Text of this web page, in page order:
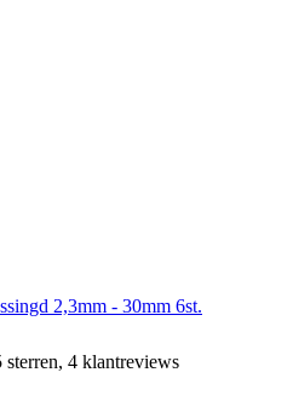
2,3mm - 30mm 6st.
sterren, 4 klantreviews